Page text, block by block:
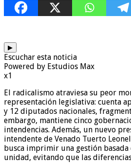
▶
Escuchar esta noticia
Powered by Estudios Max
x1
El radicalismo atraviesa su peor
representación legislativa: cuenta
y 12 diputados nacionales,
embargo, mantiene cinco
intendencias. Además, un nuevo
intendente de Venado Tuerto
busca imprimir una gestión basada
unidad, evitando que las